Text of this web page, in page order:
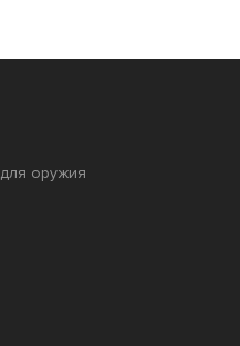
оружия